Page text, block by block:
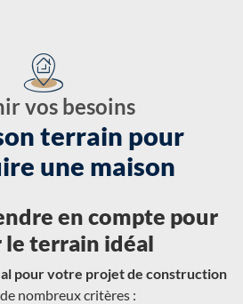
vos besoins
terrain pour
une maison
en compte pour
le terrain idéal
pour votre projet de construction
nombreux critères :